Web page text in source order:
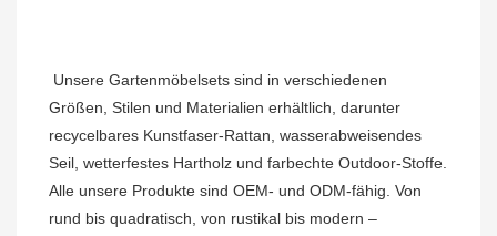
Unsere Gartenmöbelsets sind in verschiedenen
Größen, Stilen und Materialien erhältlich, darunter
recycelbares Kunstfaser-Rattan, wasserabweisendes
Seil, wetterfestes Hartholz und farbechte Outdoor-Stoffe.
Alle unsere Produkte sind OEM- und ODM-fähig. Von
rund bis quadratisch, von rustikal bis modern –